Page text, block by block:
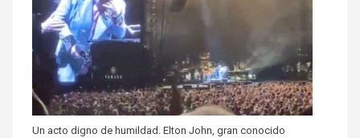
Un acto digno de humildad. Elton John, gran conocido